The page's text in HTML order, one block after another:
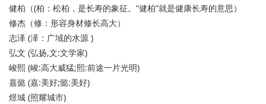
健柏（(柏：松柏，是长寿的象征。“健柏”就是健康长寿的意思）
修杰（修：形容身材修长高大）
志泽 (泽：广域的水源 )
弘文 (弘扬,文:文学家)
峻熙 (峻:高大威猛;熙:前途一片光明)
嘉懿 (嘉:美好;懿:美好)
煜城 (照耀城市)